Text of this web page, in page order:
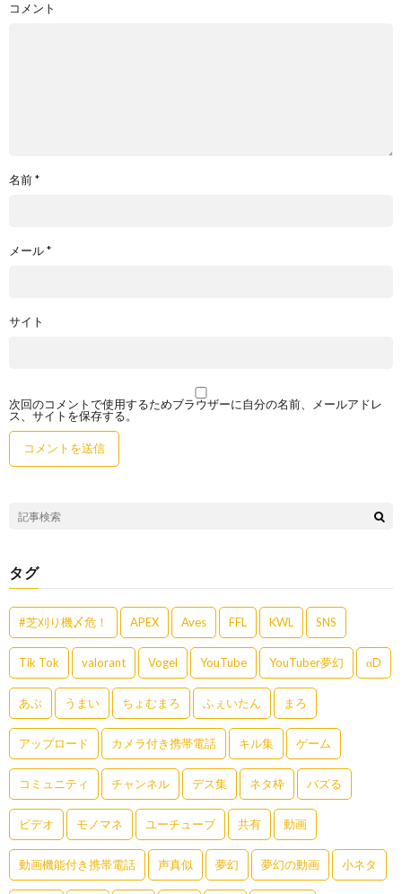
コメント
名前*
メール*
サイト
次回のコメントで使用するためブラウザーに自分の名前、メールアドレ
ス、サイトを保存する。
タグ
#芝刈り機〆危！ APEX Aves FFL KWL SNS
Tik Tok valorant Vogel YouTube YouTuber夢幻 αD
あぶ うまい ちょむまろ ふぇいたん まろ
アップロード カメラ付き携帯電話 キル集 ゲーム
コミュニティ チャンネル デス集 ネタ枠 バズる
ビデオ モノマネ ユーチューブ 共有 動画
動画機能付き携帯電話 声真似 夢幻 夢幻の動画 小ネタ